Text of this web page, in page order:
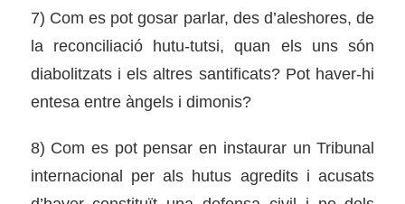
7) Com es pot gosar parlar, des d’aleshores, de
la reconciliació hutu-tutsi, quan els uns són
diabolitzats i els altres santificats? Pot haver-hi
entesa entre àngels i dimonis?
8) Com es pot pensar en instaurar un Tribunal
internacional per als hutus agredits i acusats